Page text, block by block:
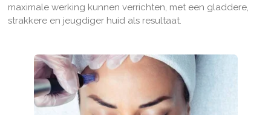
maximale werking kunnen verrichten, met een gladdere,
strakkere en jeugdiger huid als resultaat.